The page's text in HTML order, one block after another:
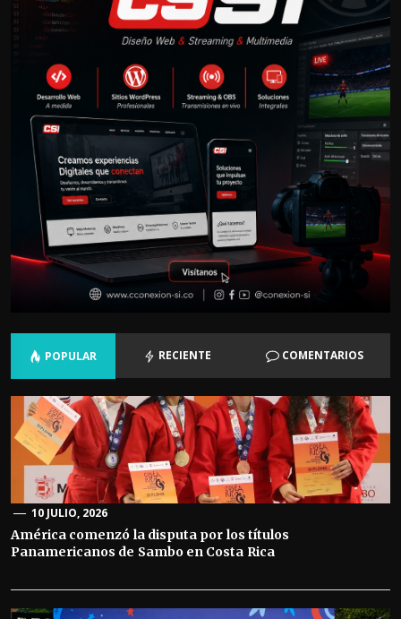
POPULAR RECIENTE COMENTARIOS
10 JULIO, 2026
América comenzó la disputa por los títulos
Panamericanos de Sambo en Costa Rica